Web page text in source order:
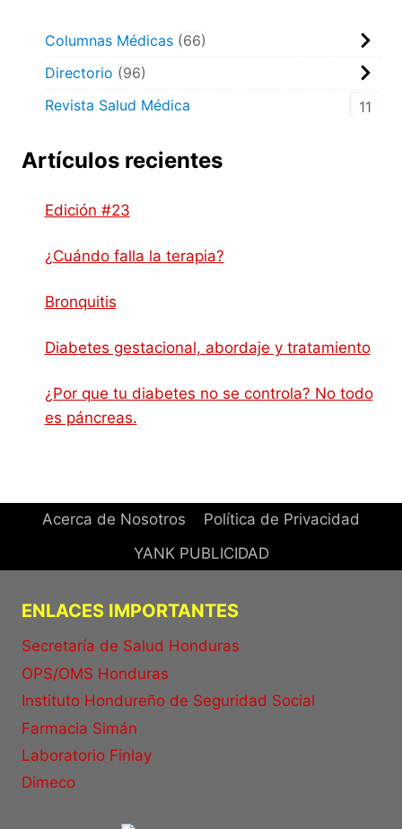
Columnas Médicas
66
Directorio
96
Revista Salud Médica
11
Artículos recientes
Edición #23
¿Cuándo falla la terapia?
Bronquitis
Diabetes gestacional, abordaje y tratamiento
¿Por que tu diabetes no se controla? No todo
es páncreas.
Acerca de Nosotros
Política de Privacidad
YANK PUBLICIDAD
ENLACES IMPORTANTES
Secretaría de Salud Honduras
OPS/OMS Honduras
Instituto Hondureño de Seguridad Social
Farmacia Simán
Laboratorio Finlay
Dimeco